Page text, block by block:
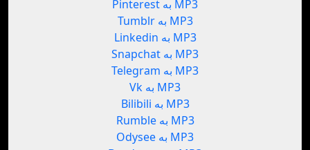
Pinterest به MP3
Tumblr به MP3
Linkedin به MP3
Snapchat به MP3
Telegram به MP3
Vk به MP3
Bilibili به MP3
Rumble به MP3
Odysee به MP3